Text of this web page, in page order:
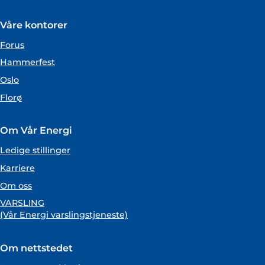
Våre kontorer
Forus
Hammerfest
Oslo
Florø
Om Vår Energi
Ledige stillinger
Karriere
Om oss
VARSLING
(Vår Energi varslingstjeneste)
Om nettstedet